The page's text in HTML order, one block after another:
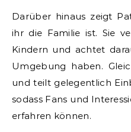
Darüber hinaus zeigt
ihr die Familie ist. Sie
Kindern und achtet
Umgebung haben.
und teilt gelegentlich
sodass Fans und
erfahren können.